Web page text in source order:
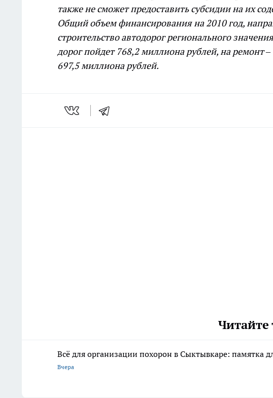
также не сможет предоставить субсидии на их
Общий объем финансирования на 2010 год,
строительство автодорог регионального
дорог пойдет 768,2 миллиона рублей, на ремонт
697,5 миллиона рублей.
Читайте
Всё для организации похорон в Сыктывкаре: памятка
Вчера